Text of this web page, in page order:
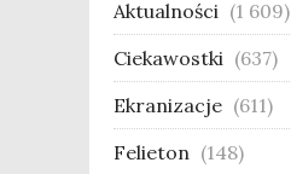
Aktualności (1 609)
Ciekawostki (637)
Ekranizacje (611)
Felieton (148)